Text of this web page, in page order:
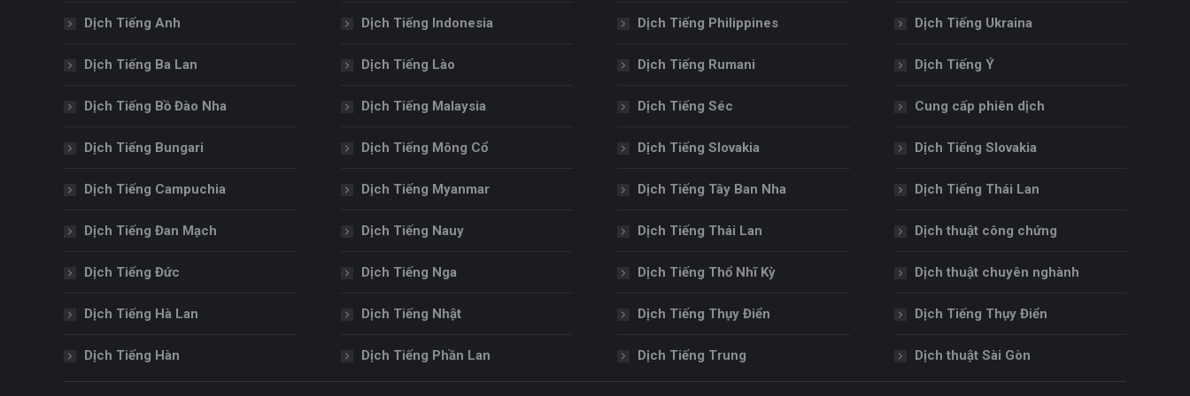
Dịch Tiếng Anh
Dịch Tiếng Ba Lan
Dịch Tiếng Bồ Đào Nha
Dịch Tiếng Bungari
Dịch Tiếng Campuchia
Dịch Tiếng Đan Mạch
Dịch Tiếng Đức
Dịch Tiếng Hà Lan
Dịch Tiếng Hàn
Dịch Tiếng Indonesia
Dịch Tiếng Lào
Dịch Tiếng Malaysia
Dịch Tiếng Mông Cổ
Dịch Tiếng Myanmar
Dịch Tiếng Nauy
Dịch Tiếng Nga
Dịch Tiếng Nhật
Dịch Tiếng Phần Lan
Dịch Tiếng Philippines
Dịch Tiếng Rumani
Dịch Tiếng Séc
Dịch Tiếng Slovakia
Dịch Tiếng Tây Ban Nha
Dịch Tiếng Thái Lan
Dịch Tiếng Thổ Nhĩ Kỳ
Dịch Tiếng Thụy Điển
Dịch Tiếng Trung
Dịch Tiếng Ukraina
Dịch Tiếng Ý
Cung cấp phiên dịch
Dịch Tiếng Slovakia
Dịch Tiếng Thái Lan
Dịch thuật công chứng
Dịch thuật chuyên nghành
Dịch Tiếng Thụy Điển
Dịch thuật Sài Gòn